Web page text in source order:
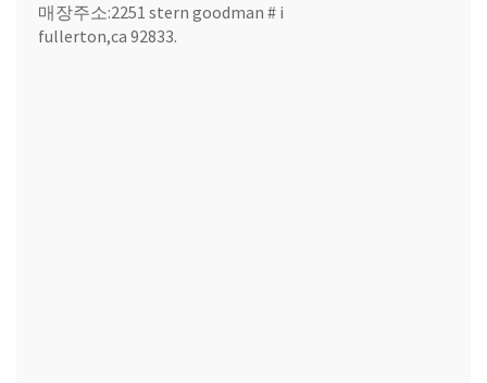
매장주소:2251 stern goodman # i
fullerton,ca 92833.